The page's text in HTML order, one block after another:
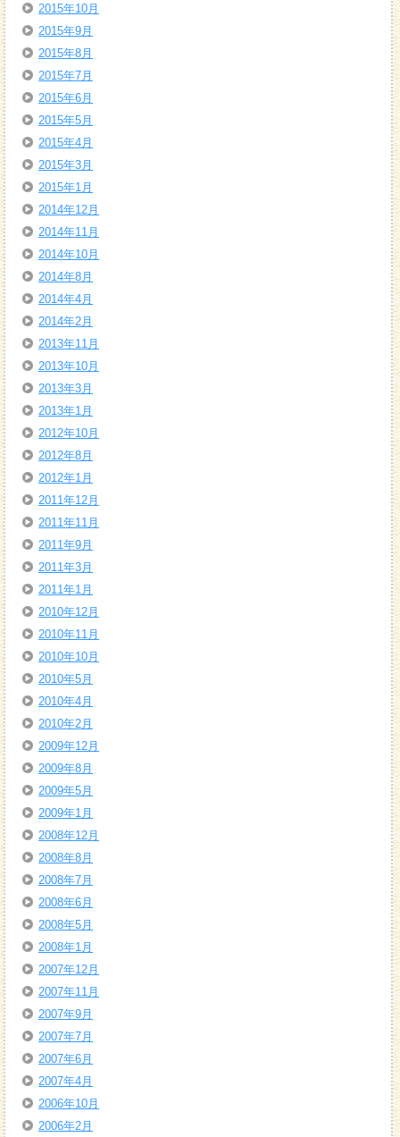
2015年10月
2015年9月
2015年8月
2015年7月
2015年6月
2015年5月
2015年4月
2015年3月
2015年1月
2014年12月
2014年11月
2014年10月
2014年8月
2014年4月
2014年2月
2013年11月
2013年10月
2013年3月
2013年1月
2012年10月
2012年8月
2012年1月
2011年12月
2011年11月
2011年9月
2011年3月
2011年1月
2010年12月
2010年11月
2010年10月
2010年5月
2010年4月
2010年2月
2009年12月
2009年8月
2009年5月
2009年1月
2008年12月
2008年8月
2008年7月
2008年6月
2008年5月
2008年1月
2007年12月
2007年11月
2007年9月
2007年7月
2007年6月
2007年4月
2006年10月
2006年2月